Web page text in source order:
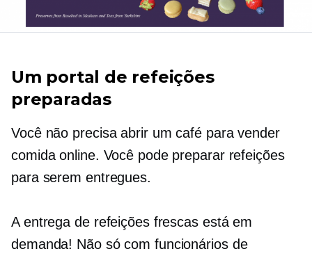
Um portal de refeições
preparadas
Você não precisa abrir um café para vender
comida online. Você pode preparar refeições
para serem entregues.
A entrega de refeições frescas está em
demanda! Não só com funcionários de